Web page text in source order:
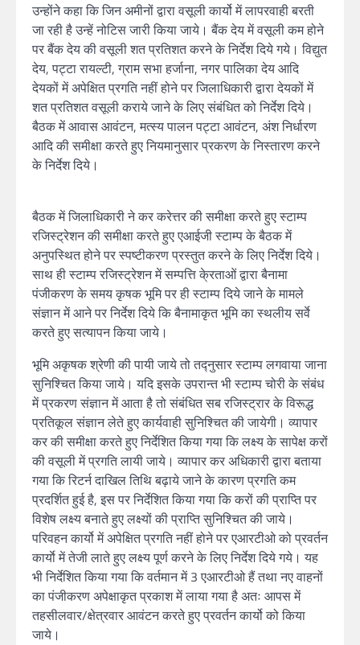
उन्होंने कहा कि जिन अमीनों द्वारा वसूली कार्यो में लापरवाही बरती
जा रही है उन्हें नोटिस जारी किया जाये। बैंक देय में वसूली कम होने
पर बैंक देय की वसूली शत प्रतिशत करने के निर्देश दिये गये। विद्युत
देय, पट्टा रायल्टी, ग्राम सभा हर्जाना, नगर पालिका देय आदि
देयकों में अपेक्षित प्रगति नहीं होने पर जिलाधिकारी द्वारा देयकों में
शत प्रतिशत वसूली कराये जाने के लिए संबंधित को निर्देश दिये।
बैठक में आवास आवंटन, मत्स्य पालन पट्टा आवंटन, अंश निर्धारण
आदि की समीक्षा करते हुए नियमानुसार प्रकरण के निस्तारण करने
के निर्देश दिये।
बैठक में जिलाधिकारी ने कर करेत्तर की समीक्षा करते हुए स्टाम्प
रजिस्ट्रेशन की समीक्षा करते हुए एआईजी स्टाम्प के बैठक में
अनुपस्थित होने पर स्पष्टीकरण प्रस्तुत करने के लिए निर्देश दिये।
साथ ही स्टाम्प रजिस्ट्रेशन में सम्पत्ति के्रताओं द्वारा बैनामा
पंजीकरण के समय कृषक भूमि पर ही स्टाम्प दिये जाने के मामले
संज्ञान में आने पर निर्देश दिये कि बैनामाकृत भूमि का स्थलीय सर्वे
करते हुए सत्यापन किया जाये।
भूमि अकृषक श्रेणी की पायी जाये तो तद्नुसार स्टाम्प लगवाया जाना
सुनिश्चित किया जाये। यदि इसके उपरान्त भी स्टाम्प चोरी के संबंध
में प्रकरण संज्ञान में आता है तो संबंधित सब रजिस्ट्रार के विरूद्ध
प्रतिकूल संज्ञान लेते हुए कार्यवाही सुनिश्चित की जायेगी। व्यापार
कर की समीक्षा करते हुए निर्देशित किया गया कि लक्ष्य के सापेक्ष करों
की वसूली में प्रगति लायी जाये। व्यापार कर अधिकारी द्वारा बताया
गया कि रिटर्न दाखिल तिथि बढ़ाये जाने के कारण प्रगति कम
प्रदर्शित हुई है, इस पर निर्देशित किया गया कि करों की प्राप्ति पर
विशेष लक्ष्य बनाते हुए लक्ष्यों की प्राप्ति सुनिश्चित की जाये।
परिवहन कार्यो में अपेक्षित प्रगति नहीं होने पर एआरटीओ को प्रवर्तन
कार्याे में तेजी लाते हुए लक्ष्य पूर्ण करने के लिए निर्देश दिये गये। यह
भी निर्देशित किया गया कि वर्तमान में 3 एआरटीओ हैं तथा नए वाहनों
का पंजीकरण अपेक्षाकृत प्रकाश में लाया गया है अतः आपस में
तहसीलवार/क्षेत्रवार आवंटन करते हुए प्रवर्तन कार्यो को किया
जाये।